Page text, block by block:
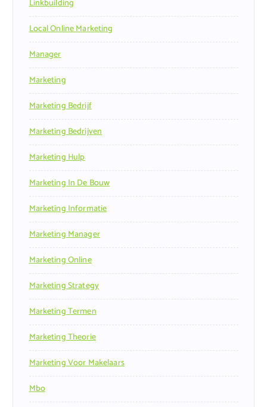
Linkbuilding
Local Online Marketing
Manager
Marketing
Marketing Bedrijf
Marketing Bedrijven
Marketing Hulp
Marketing In De Bouw
Marketing Informatie
Marketing Manager
Marketing Online
Marketing Strategy
Marketing Termen
Marketing Theorie
Marketing Voor Makelaars
Mbo